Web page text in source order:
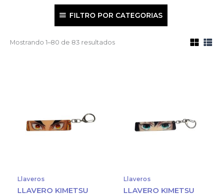
FILTRO POR CATEGORIAS
Mostrando 1–80 de 83 resultados
Llaveros
LLAVERO KIMETSU
Llaveros
LLAVERO KIMETSU